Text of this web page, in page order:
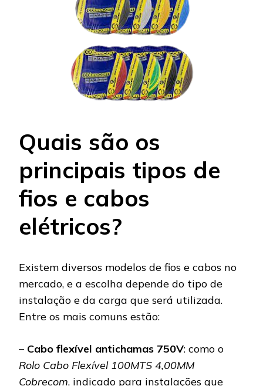
Quais são os
principais tipos de
fios e cabos
elétricos?
Existem diversos modelos de fios e cabos no
mercado, e a escolha depende do tipo de
instalação e da carga que será utilizada.
Entre os mais comuns estão:
– Cabo flexível antichamas 750V: como o
Rolo Cabo Flexível 100MTS 4,00MM
Cobrecom, indicado para instalações que